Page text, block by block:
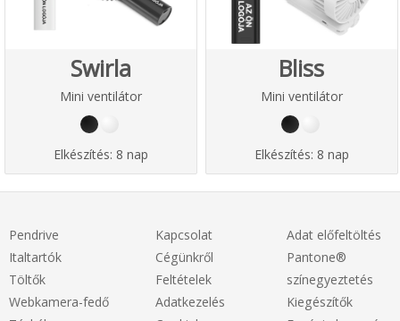
Swirla
Mini ventilátor
Elkészítés: 8 nap
Bliss
Mini ventilátor
Elkészítés: 8 nap
Pendrive
Italtartók
Töltők
Webkamera-fedő
Kapcsolat
Cégünkről
Feltételek
Adatkezelés
Adat előfeltöltés
Pantone®
színegyeztetés
Kiegészítők